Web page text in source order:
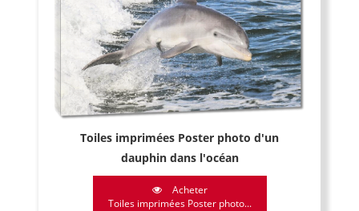
Toiles imprimées Poster photo d'un
dauphin dans l'océan
Acheter
Toiles imprimées Poster photo...